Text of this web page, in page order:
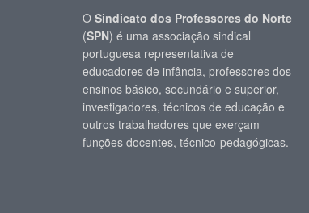
O Sindicato dos Professores do Norte
(SPN) é uma associação sindical
portuguesa representativa de
educadores de infância, professores dos
ensinos básico, secundário e superior,
investigadores, técnicos de educação e
outros trabalhadores que exerçam
funções docentes, técnico-pedagógicas.